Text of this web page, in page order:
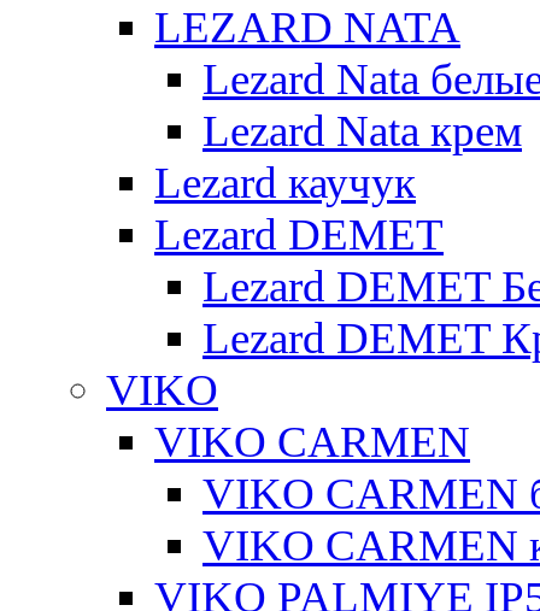
LEZARD NATA
Lezard Nata
Lezard Nata крем
Lezard каучук
Lezard DEMET
Lezard DEMET
Lezard DEMET
VIKO
VIKO CARMEN
VIKO CARMEN
VIKO CARMEN
VIKO PALMIYE